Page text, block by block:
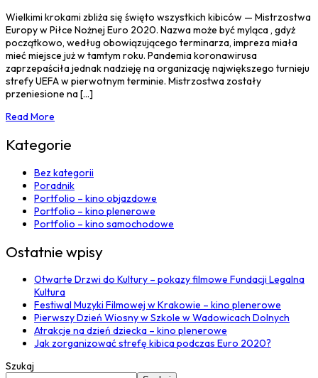
Wielkimi krokami zbliża się święto wszystkich kibiców — Mistrzostwa
Europy w Piłce Nożnej Euro 2020. Nazwa może być myląca , gdyż
początkowo, według obowiązującego terminarza, impreza miała
mieć miejsce już w tamtym roku. Pandemia koronawirusa
zaprzepaściła jednak nadzieję na organizację największego turnieju
strefy UEFA w pierwotnym terminie. Mistrzostwa zostały
przeniesione na [...]
Read More
Kategorie
Bez kategorii
Poradnik
Portfolio – kino objazdowe
Portfolio – kino plenerowe
Portfolio – kino samochodowe
Ostatnie wpisy
Otwarte Drzwi do Kultury – pokazy filmowe Fundacji Legalna
Kultura
Festiwal Muzyki Filmowej w Krakowie – kino plenerowe
Pierwszy Dzień Wiosny w Szkole w Wadowicach Dolnych
Atrakcje na dzień dziecka – kino plenerowe
Jak zorganizować strefę kibica podczas Euro 2020?
Szukaj